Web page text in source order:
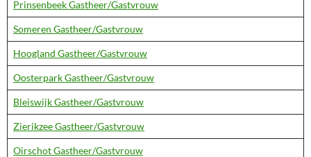
Prinsenbeek Gastheer/Gastvrouw
Someren Gastheer/Gastvrouw
Hoogland Gastheer/Gastvrouw
Oosterpark Gastheer/Gastvrouw
Bleiswijk Gastheer/Gastvrouw
Zierikzee Gastheer/Gastvrouw
Oirschot Gastheer/Gastvrouw